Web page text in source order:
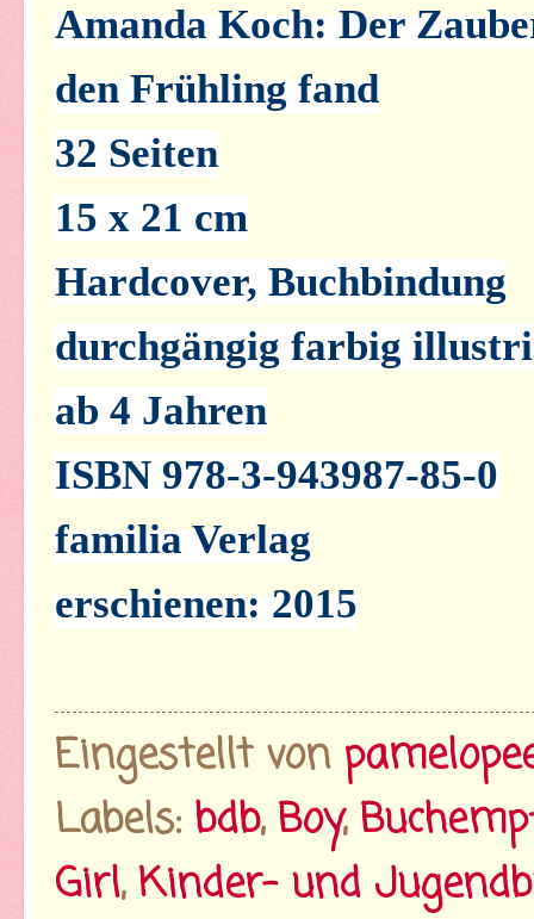
Amanda Koch: Der
den Frühling fand
32 Seiten
15 x 21 cm
Hardcover, Buchbindung
durchgängig farbig
ab 4 Jahren
ISBN 978-3-943987-85-0
familia Verlag
erschienen: 2015
Eingestellt von
Labels: bdb, Boy,
Girl, Kinder- und